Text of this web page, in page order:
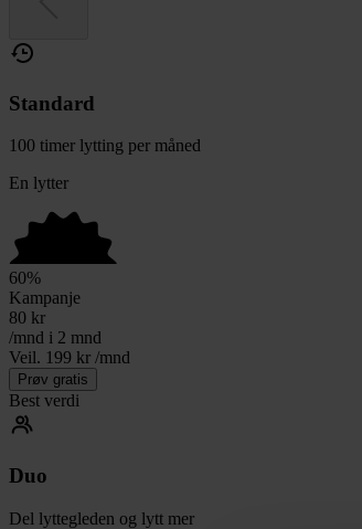
Standard
100 timer lytting per måned
En lytter
60%
Kampanje
80 kr
/mnd i 2 mnd
Veil. 199 kr /mnd
Prøv gratis
Best verdi
Duo
Del lyttegleden og lytt mer